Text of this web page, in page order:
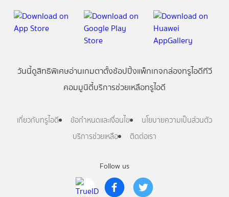
Follow us
วันนี้ดูสิทธิพิเศษอ่านเกมตาตั้งช้อปปิ้งแพ็กเกจกล่องทรูไอดีทีวี
คอมมูนิตี้บริการช่วยเหลือทรูไอดี
เกี่ยวกับทรูไอดี ข้อกำหนดและเงื่อนไข
นโยบายความเป็นส่วนตัว
บริการช่วยเหลือ
ติดต่อเรา